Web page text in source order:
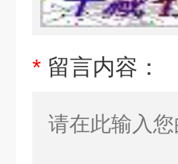
* 留言内容：